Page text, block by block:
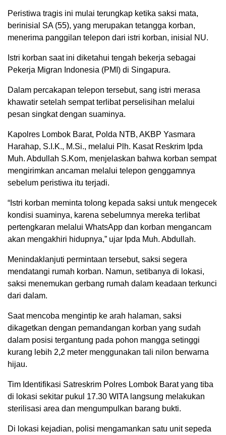
Peristiwa tragis ini mulai terungkap ketika saksi mata,
berinisial SA (55), yang merupakan tetangga korban,
menerima panggilan telepon dari istri korban, inisial NU.
Istri korban saat ini diketahui tengah bekerja sebagai
Pekerja Migran Indonesia (PMI) di Singapura.
Dalam percakapan telepon tersebut, sang istri merasa
khawatir setelah sempat terlibat perselisihan melalui
pesan singkat dengan suaminya.
Kapolres Lombok Barat, Polda NTB, AKBP Yasmara
Harahap, S.I.K., M.Si., melalui Plh. Kasat Reskrim Ipda
Muh. Abdullah S.Kom, menjelaskan bahwa korban sempat
mengirimkan ancaman melalui telepon genggamnya
sebelum peristiwa itu terjadi.
“Istri korban meminta tolong kepada saksi untuk mengecek
kondisi suaminya, karena sebelumnya mereka terlibat
pertengkaran melalui WhatsApp dan korban mengancam
akan mengakhiri hidupnya,” ujar Ipda Muh. Abdullah.
Menindaklanjuti permintaan tersebut, saksi segera
mendatangi rumah korban. Namun, setibanya di lokasi,
saksi menemukan gerbang rumah dalam keadaan terkunci
dari dalam.
Saat mencoba mengintip ke arah halaman, saksi
dikagetkan dengan pemandangan korban yang sudah
dalam posisi tergantung pada pohon mangga setinggi
kurang lebih 2,2 meter menggunakan tali nilon berwarna
hijau.
Tim Identifikasi Satreskrim Polres Lombok Barat yang tiba
di lokasi sekitar pukul 17.30 WITA langsung melakukan
sterilisasi area dan mengumpulkan barang bukti.
Di lokasi kejadian, polisi mengamankan satu unit sepeda